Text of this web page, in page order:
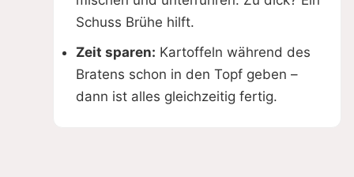
Schuss Brühe hilft.
Zeit sparen: Kartoffeln während des
Bratens schon in den Topf geben –
dann ist alles gleichzeitig fertig.